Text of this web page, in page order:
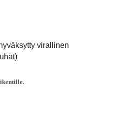
virallinen